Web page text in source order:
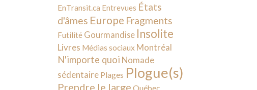
EnTransit.ca Entrevues États
d'âmes Europe Fragments
Futilité Gourmandise Insolite
Livres Médias sociaux Montréal
N'importe quoi Nomade
sédentaire Plages Plogue(s)
Prendre le large Québec